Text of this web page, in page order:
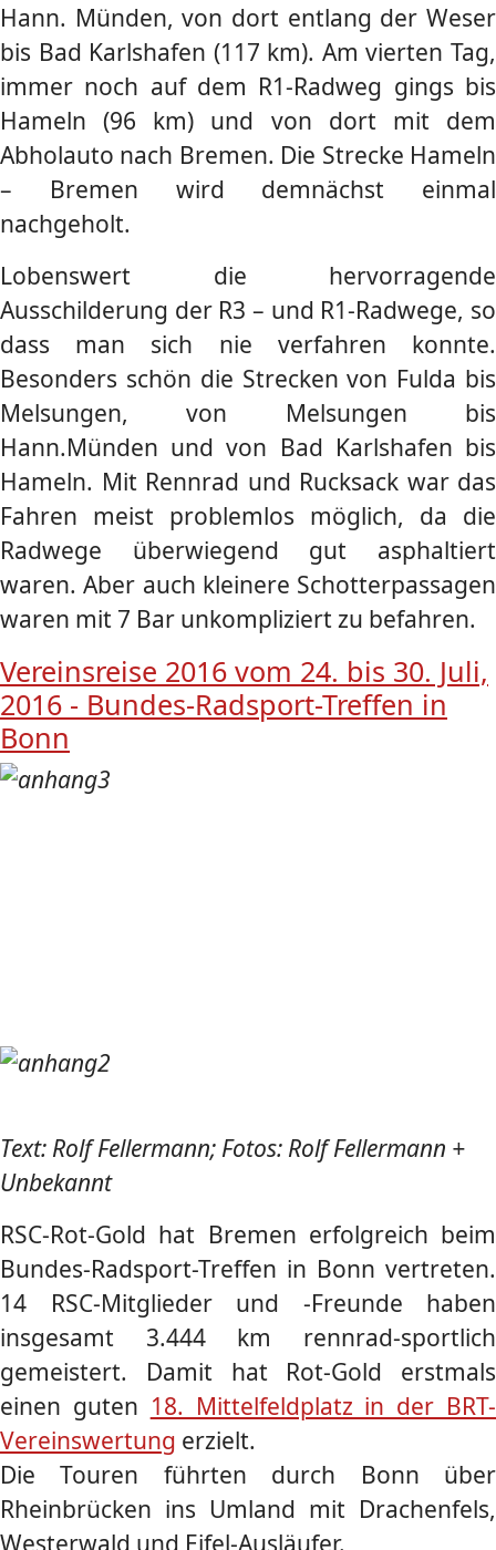
Hann. Münden, von dort entlang der Weser
bis Bad Karlshafen (117 km). Am vierten Tag,
immer noch auf dem R1-Radweg gings bis
Hameln (96 km) und von dort mit dem
Abholauto nach Bremen. Die Strecke Hameln
– Bremen wird demnächst einmal
nachgeholt.
Lobenswert die hervorragende
Ausschilderung der R3 – und R1-Radwege, so
dass man sich nie verfahren konnte.
Besonders schön die Strecken von Fulda bis
Melsungen, von Melsungen bis
Hann.Münden und von Bad Karlshafen bis
Hameln. Mit Rennrad und Rucksack war das
Fahren meist problemlos möglich, da die
Radwege überwiegend gut asphaltiert
waren. Aber auch kleinere Schotterpassagen
waren mit 7 Bar unkompliziert zu befahren.
Vereinsreise 2016 vom 24. bis 30. Juli,
2016 - Bundes-Radsport-Treffen in
Bonn
Text: Rolf Fellermann; Fotos: Rolf Fellermann +
Unbekannt
RSC-Rot-Gold hat Bremen erfolgreich beim
Bundes-Radsport-Treffen in Bonn vertreten.
14 RSC-Mitglieder und -Freunde haben
insgesamt 3.444 km rennrad-sportlich
gemeistert. Damit hat Rot-Gold erstmals
einen guten 18. Mittelfeldplatz in der BRT-
Vereinswertung erzielt.
Die Touren führten durch Bonn über
Rheinbrücken ins Umland mit Drachenfels,
Westerwald und Eifel-Ausläufer.